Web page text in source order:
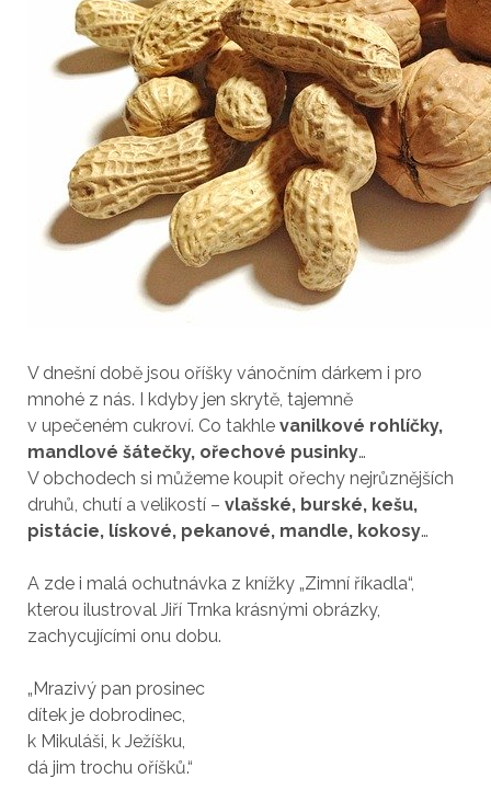
V dnešní době jsou oříšky vánočním dárkem i pro
mnohé z nás. I kdyby jen skrytě, tajemně
v upečeném cukroví. Co takhle vanilkové rohlíčky,
mandlové šátečky, ořechové pusinky…
V obchodech si můžeme koupit ořechy nejrůznějších
druhů, chutí a velikostí – vlašské, burské, kešu,
pistácie, lískové, pekanové, mandle, kokosy…
A zde i malá ochutnávka z knížky „Zimní říkadla“,
kterou ilustroval Jiří Trnka krásnými obrázky,
zachycujícími onu dobu.
„Mrazivý pan prosinec
dítek je dobrodinec,
k Mikuláši, k Ježíšku,
dá jim trochu oříšků.“